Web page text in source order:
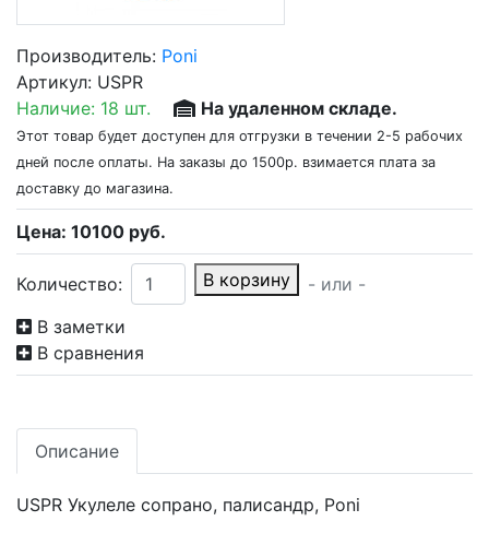
Производитель: Poni
Артикул: USPR
Наличие: 18 шт. На удаленном складе.
Этот товар будет доступен для отгрузки в течении 2-5 рабочих
дней после оплаты. На заказы до 1500р. взимается плата за
доставку до магазина.
Цена: 10100 руб.
Количество: В корзину
- или -
В заметки
В сравнения
Описание
USPR Укулеле сопрано, палисандр, Poni